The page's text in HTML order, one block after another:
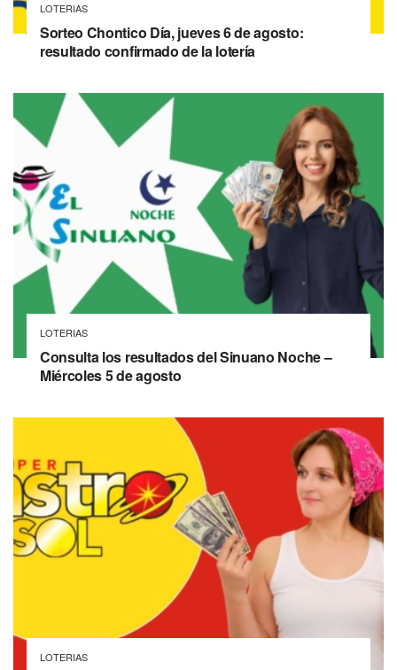
LOTERIAS
Sorteo Chontico Día, jueves 6 de agosto:
resultado confirmado de la lotería
LOTERIAS
Consulta los resultados del Sinuano Noche –
Miércoles 5 de agosto
LOTERIAS